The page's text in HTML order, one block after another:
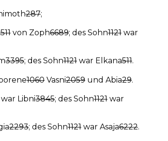
287;
511 von Zoph6689; des Sohn1121 war
3395; des Sohn1121 war Elkana511.
1060 Vasni2059 und Abia29.
war Libni3845; des Sohn1121 war
2293; des Sohn1121 war Asaja6222.